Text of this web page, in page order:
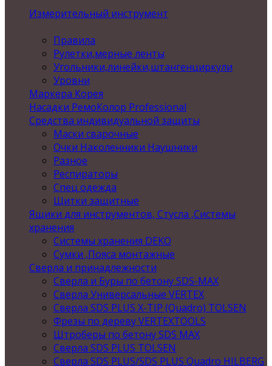
Измерительный инструмент
Правила
Рулетки,мерные ленты
Угольники,линейки,штангенциркули
Уровни
Маркера Корея
Насадки РемоКолор Professional
Средства индивидуальной защиты
Маски сварочные
Очки Наколенники Наушники
Разное
Респираторы
Спец одежда
Щитки защитные
Ящики для инструментов, Стусла ,Системы
хранения
Системы хранения DEKO
Сумки ,Пояса монтажные
Сверла и принадлежности
Сверла и Буры по бетону SDS-MAX
Сверла Универсальные VERTEX
Сверла SDS PLUS X-TIP (Quadro) TOLSEN
Фрезы по дереву VERTEXTOOLS
Штроберы по бетону SDS MAX
Сверла SDS PLUS TOLSEN
Сверла SDS PLUS/SDS PLUS Quadro HILBERG